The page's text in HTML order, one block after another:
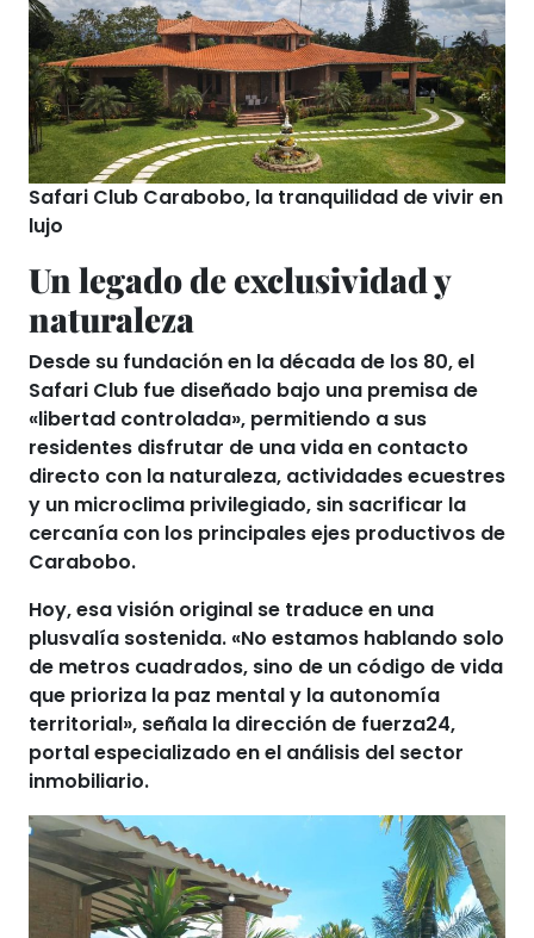
Safari Club Carabobo, la tranquilidad de vivir en
lujo
Un legado de exclusividad y
naturaleza
Desde su fundación en la década de los 80, el
Safari Club fue diseñado bajo una premisa de
«libertad controlada», permitiendo a sus
residentes disfrutar de una vida en contacto
directo con la naturaleza, actividades ecuestres
y un microclima privilegiado, sin sacrificar la
cercanía con los principales ejes productivos de
Carabobo.
Hoy, esa visión original se traduce en una
plusvalía sostenida. «No estamos hablando solo
de metros cuadrados, sino de un código de vida
que prioriza la paz mental y la autonomía
territorial», señala la dirección de fuerza24,
portal especializado en el análisis del sector
inmobiliario.